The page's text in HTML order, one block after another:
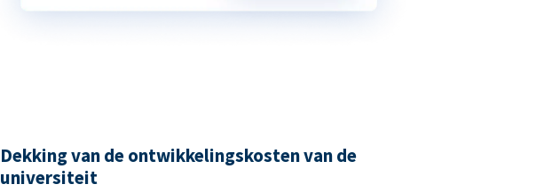
Dekking van de ontwikkelingskosten van de
universiteit